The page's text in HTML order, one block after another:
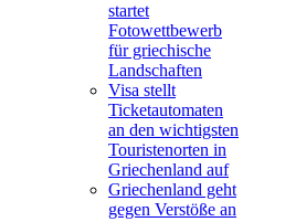
startet
Fotowettbewerb
für griechische
Landschaften
Visa stellt
Ticketautomaten
an den wichtigsten
Touristenorten in
Griechenland auf
Griechenland geht
gegen Verstöße an